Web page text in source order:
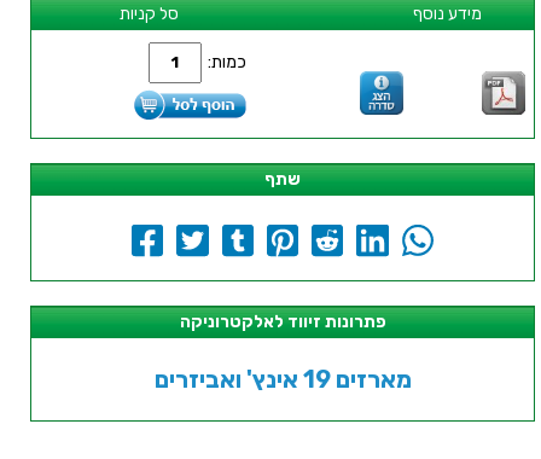
סל קניות מידע נוסף
כמות:
שתף
פתרונות זיווד לאלקטרוניקה
מארזים 19 אינץ' ואביזרים